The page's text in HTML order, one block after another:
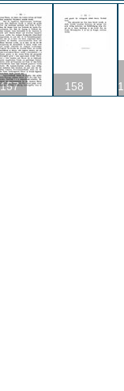
157 158